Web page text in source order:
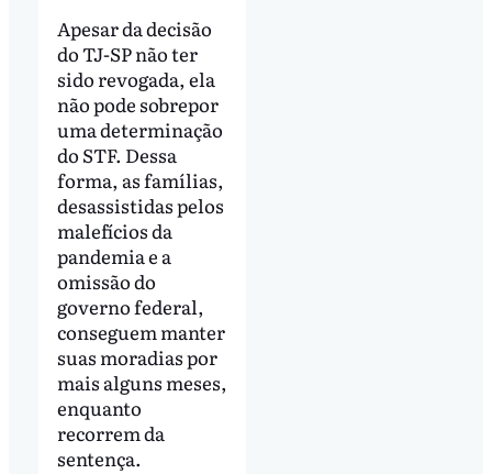
Apesar da decisão
do TJ-SP não ter
sido revogada, ela
não pode sobrepor
uma determinação
do STF. Dessa
forma, as famílias,
desassistidas pelos
malefícios da
pandemia e a
omissão do
governo federal,
conseguem manter
suas moradias por
mais alguns meses,
enquanto
recorrem da
sentença.